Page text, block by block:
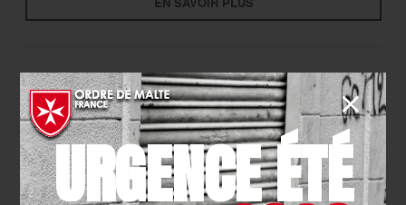
URGENCE ÉTÉ